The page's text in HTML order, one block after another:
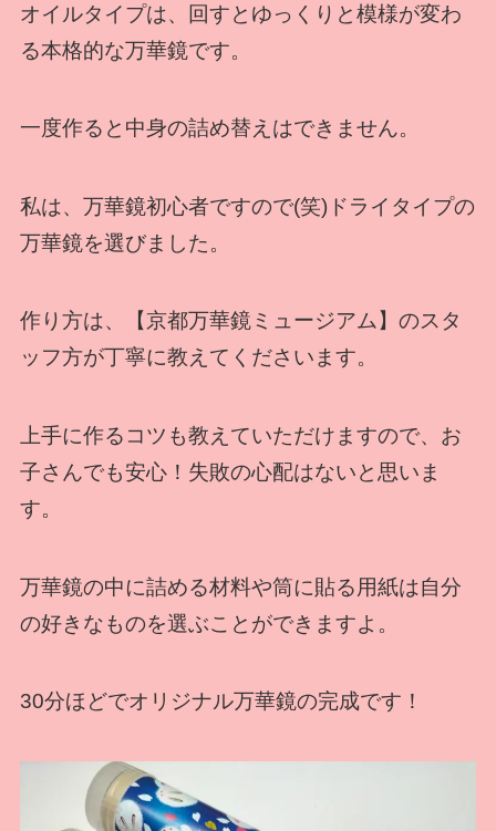
オイルタイプは、回すとゆっくりと模様が変わ
る本格的な万華鏡です。
一度作ると中身の詰め替えはできません。
私は、万華鏡初心者ですので(笑)ドライタイプの
万華鏡を選びました。
作り方は、【京都万華鏡ミュージアム】のスタ
ッフ方が丁寧に教えてくださいます。
上手に作るコツも教えていただけますので、お
子さんでも安心！失敗の心配はないと思いま
す。
万華鏡の中に詰める材料や筒に貼る用紙は自分
の好きなものを選ぶことができますよ。
30分ほどでオリジナル万華鏡の完成です！